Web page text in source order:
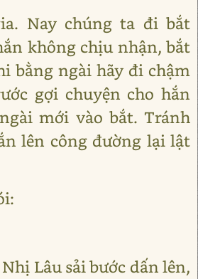
Nay chúng ta đi bắt
không chịu nhận, bắt
bằng ngài hãy đi chậm
gợi chuyện cho hắn
mới vào bắt. Tránh
lên công đường lại lật
Lâu sải bước dấn lên,